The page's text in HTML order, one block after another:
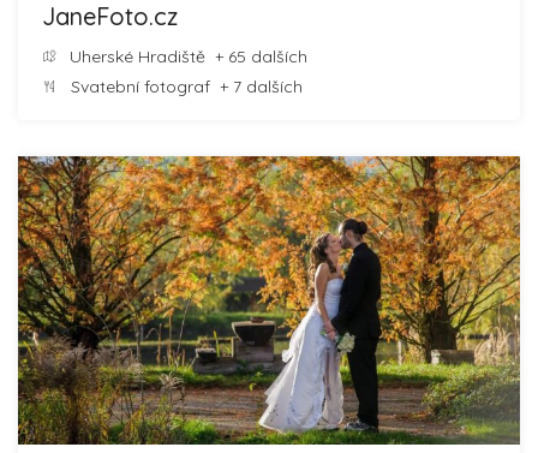
JaneFoto.cz
Uherské Hradiště + 65 dalších
Svatební fotograf + 7 dalších